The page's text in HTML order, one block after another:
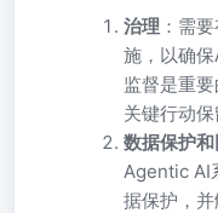
治理 ：需
施，以确
监督是重
关键行动保
数据保护
Agentic AI
据保护，